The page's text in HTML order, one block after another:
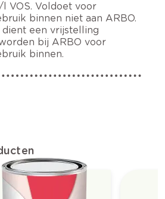
VOS. Voldoet voor
binnen niet aan ARBO.
een vrijstelling
bij ARBO voor
binnen.